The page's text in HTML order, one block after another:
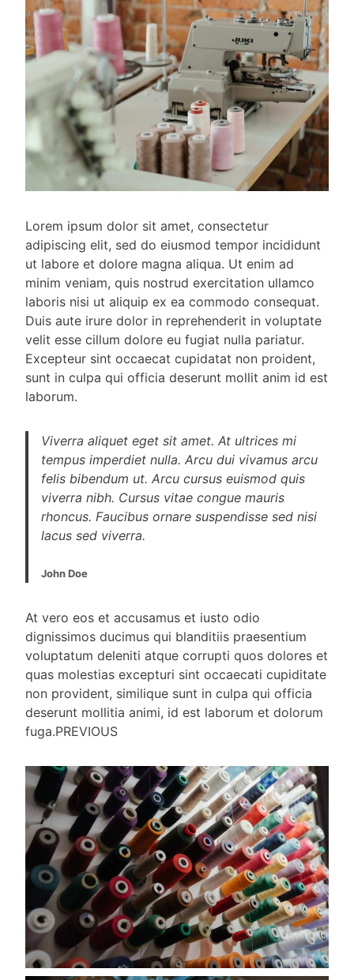
Lorem ipsum dolor sit amet, consectetur
adipiscing elit, sed do eiusmod tempor incididunt
ut labore et dolore magna aliqua. Ut enim ad
minim veniam, quis nostrud exercitation ullamco
laboris nisi ut aliquip ex ea commodo consequat.
Duis aute irure dolor in reprehenderit in voluptate
velit esse cillum dolore eu fugiat nulla pariatur.
Excepteur sint occaecat cupidatat non proident,
sunt in culpa qui officia deserunt mollit anim id est
laborum.
Viverra aliquet eget sit amet. At ultrices mi
tempus imperdiet nulla. Arcu dui vivamus arcu
felis bibendum ut. Arcu cursus euismod quis
viverra nibh. Cursus vitae congue mauris
rhoncus. Faucibus ornare suspendisse sed nisi
lacus sed viverra.
John Doe
At vero eos et accusamus et iusto odio
dignissimos ducimus qui blanditiis praesentium
voluptatum deleniti atque corrupti quos dolores et
quas molestias excepturi sint occaecati cupiditate
non provident, similique sunt in culpa qui officia
deserunt mollitia animi, id est laborum et dolorum
fuga.PREVIOUS